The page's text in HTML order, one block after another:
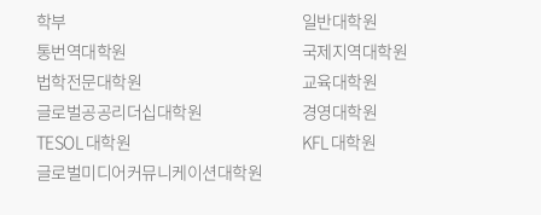
학부
일반대학원
통번역대학원
국제지역대학원
법학전문대학원
교육대학원
글로벌공공리더십대학원
경영대학원
TESOL 대학원
KFL 대학원
글로벌미디어커뮤니케이션대학원